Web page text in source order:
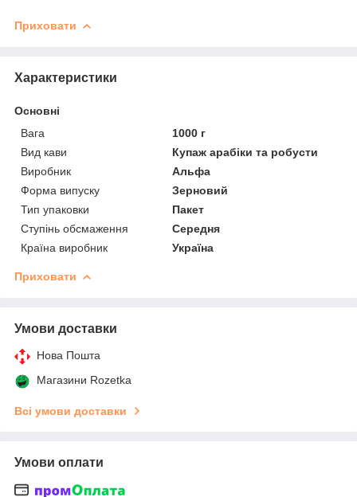
Приховати
Характеристики
Основні
Вага
1000 г
Вид кави
Купаж арабіки та робусти
Виробник
Альфа
Форма випуску
Зерновий
Тип упаковки
Пакет
Ступінь обсмаження
Середня
Країна виробник
Україна
Приховати
Умови доставки
Нова Пошта
Магазини Rozetka
Всі умови доставки
Умови оплати